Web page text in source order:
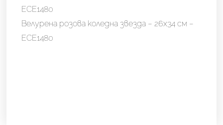
ECE1480
ECE1480
Велурена розова коледна звезда – 26х34 см –
ECE1480